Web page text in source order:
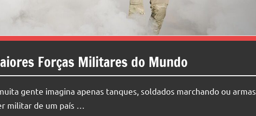
Forças Militares do Mundo
gente imagina apenas tanques, soldados marchando ou armas
militar de um país …